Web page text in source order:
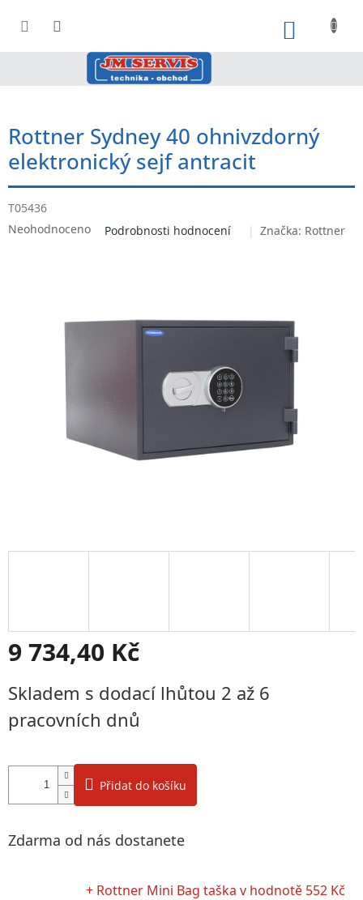
Rottner Sydney 40 ohnivzdorný
elektronický sejf antracit
T05436
Průměrné
Neohodnoceno Podrobnosti hodnocení Značka: Rottner
9 734,40 Kč
cena:
Skladem s dodací lhůtou 2 až 6
pracovních dnů
Přidat do košíku
Zdarma od nás dostanete
+ Rottner Mini Bag taška v hodnotě 552 Kč